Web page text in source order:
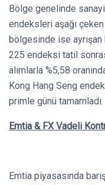
Bölge genelinde
endeksleri aşağı
bölgesinde ise
225 endeksi tatil
alımlarla %5,58
Kong Hang Seng
primle günü tamamladı.
Emtia & FX Vadeli
Emtia piyasasında